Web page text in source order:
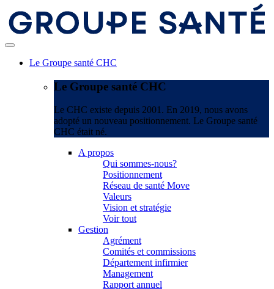
Le Groupe santé CHC
Le Groupe santé CHC
Le CHC existe depuis 2001. En 2019, nous avons
adopté un nouveau positionnement. Le Groupe santé
CHC était né.
A propos
Qui sommes-nous?
Positionnement
Réseau de santé Move
Valeurs
Vision et stratégie
Voir tout
Gestion
Agrément
Comités et commissions
Département infirmier
Management
Rapport annuel